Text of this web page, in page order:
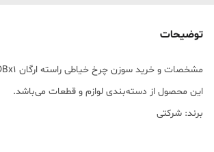
توضیحات
مشخصات و خرید سوزن چرخ خیاطی راسته ارگان DBx1 سایز ۲۱
این محصول از دسته‌بندی لوازم و قطعات می‌باشد.
برند: شرکتی